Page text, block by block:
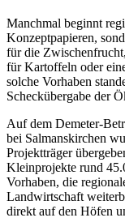
Manchmal beginnt
Konzeptpapieren,
für die
für Kartoffeln oder
solche Vorhaben
Scheckübergabe der
Auf dem Demeter-
bei Salmanskirchen
Projektträger
Kleinprojekte rund
Vorhaben, die
Landwirtschaft
direkt auf den Höfen